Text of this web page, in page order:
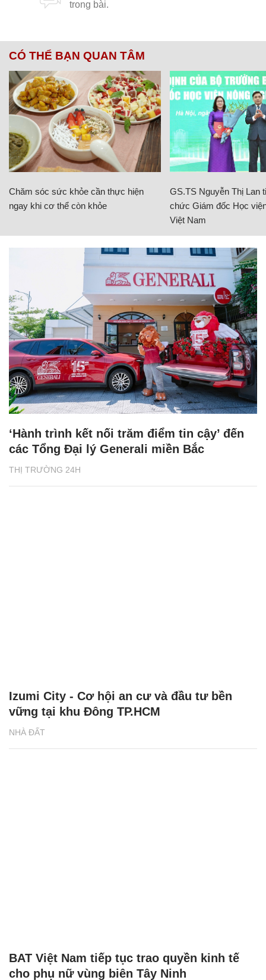
CÓ THỂ BẠN QUAN TÂM
Chăm sóc sức khỏe cần thực hiện
ngay khi cơ thể còn khỏe
GS.TS Nguyễn Thị Lan
chức Giám đốc Học
Việt Nam
THỊ TRƯỜNG 24H
‘Hành trình kết nối trăm điểm tin cậy’ đến
các Tổng Đại lý Generali miền Bắc
NHÀ ĐẤT
Izumi City - Cơ hội an cư và đầu tư bền
vững tại khu Đông TP.HCM
BAT Việt Nam tiếp tục trao quyền kinh tế
cho phụ nữ vùng biên Tây Ninh